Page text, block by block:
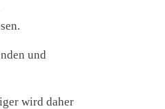
und
wird daher